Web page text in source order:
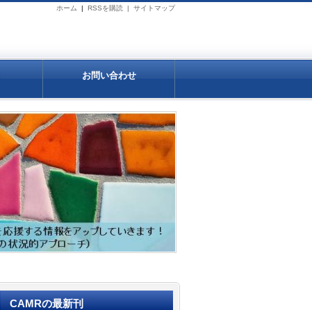
サイトマップ
RSSを購読 |
ホーム |
お問い合わせ
CAMRの最新刊